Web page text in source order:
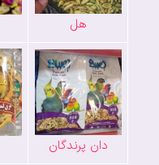
هل
دان پرندگان